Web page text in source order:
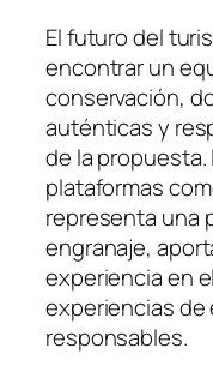
El futuro del
encontrar un
conservación,
auténticas y
de la
plataformas
representa una
engranaje,
experiencia en
experiencias
responsables.